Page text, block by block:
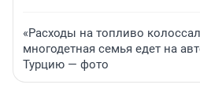
«Расходы на топливо
многодетная семья едет на
Турцию — фото